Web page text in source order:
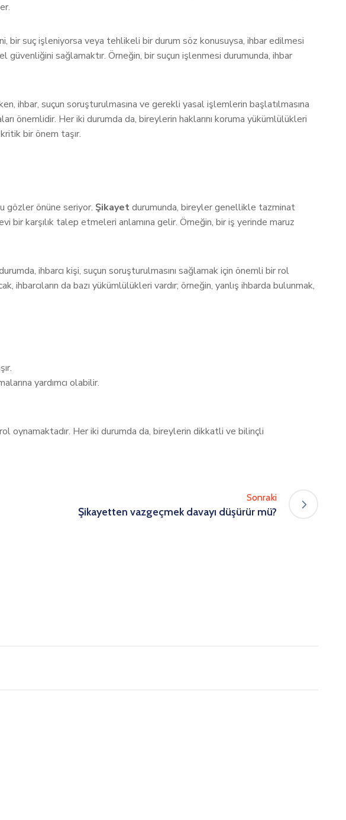
bir suç işleniyorsa veya tehlikeli bir durum söz konusuysa, ihbar edilmesi
güvenliğini sağlamaktır. Örneğin, bir suçun işlenmesi durumunda, ihbar
ihbar, suçun soruşturulmasına ve gerekli yasal işlemlerin başlatılmasına
önemlidir. Her iki durumda da, bireylerin haklarını koruma yükümlülükleri
bir önem taşır.
gözler önüne seriyor. Şikayetdurumunda, bireyler genellikle tazminat
bir karşılık talep etmeleri anlamına gelir. Örneğin, bir iş yerinde maruz
ihbarcı kişi, suçun soruşturulmasını sağlamak için önemli bir rol
da bazı yükümlülükleri vardır; örneğin, yanlış ihbarda bulunmak,
yardımcı olabilir.
oynamaktadır. Her iki durumda da, bireylerin dikkatli ve bilinçli
Sonraki
Şikayetten vazgeçmek davayı düşürür mü?